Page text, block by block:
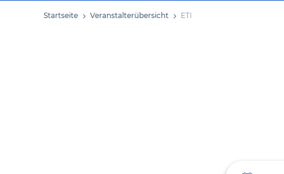
Startseite Veranstalterübersicht ETI